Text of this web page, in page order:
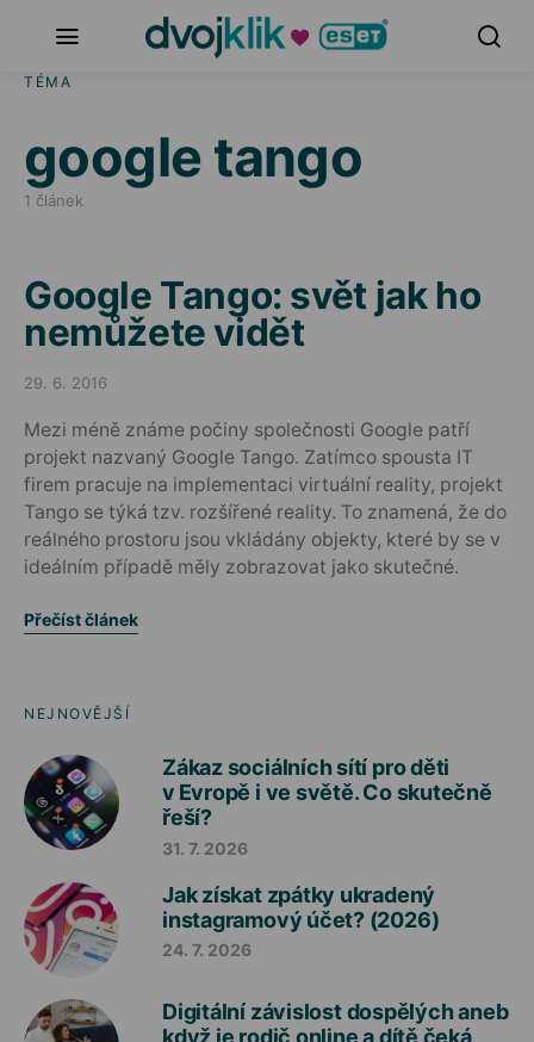
TÉMA
google tango
1 článek
Google Tango: svět jak ho
nemůžete vidět
Posted on
29. 6. 2016
Mezi méně známe počiny společnosti Google patří
projekt nazvaný Google Tango. Zatímco spousta IT
firem pracuje na implementaci virtuální reality, projekt
Tango se týká tzv. rozšířené reality. To znamená, že do
reálného prostoru jsou vkládány objekty, které by se v
ideálním případě měly zobrazovat jako skutečné.
Přečíst článek
NEJNOVĚJŠÍ
Zákaz sociálních sítí pro děti
v Evropě i ve světě. Co skutečně
řeší?
31. 7. 2026
Jak získat zpátky ukradený
instagramový účet? (2026)
24. 7. 2026
Digitální závislost dospělých aneb
když je rodič online a dítě čeká